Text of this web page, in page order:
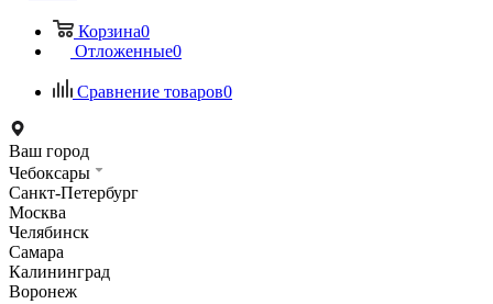
Корзина0
Отложенные0
Сравнение товаров0
Ваш город
Чебоксары
Санкт-Петербург
Москва
Челябинск
Самара
Калининград
Воронеж